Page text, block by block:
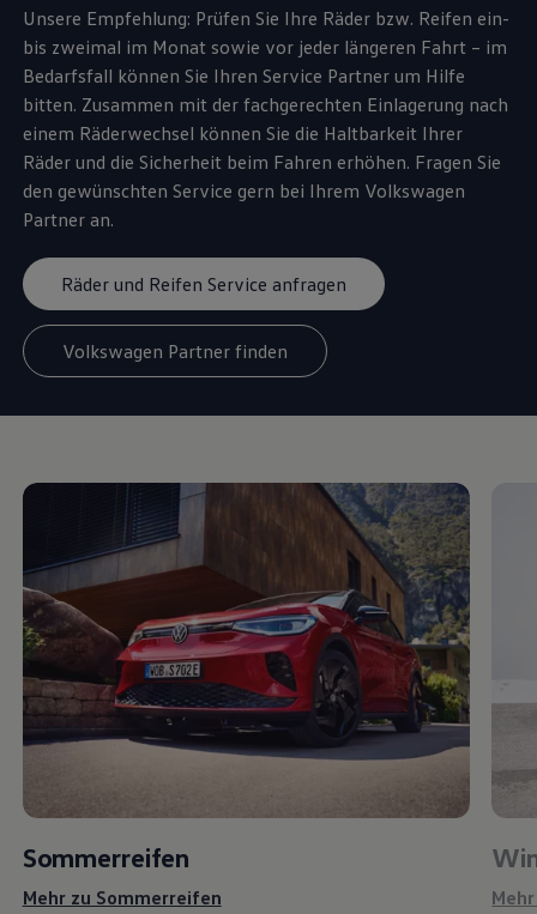
Unsere Empfehlung: Prüfen Sie Ihre Räder bzw. Reifen ein-
bis zweimal im Monat sowie vor jeder längeren Fahrt – im
Bedarfsfall können Sie Ihren Service Partner um Hilfe
bitten. Zusammen mit der fachgerechten Einlagerung nach
einem Räderwechsel können Sie die Haltbarkeit Ihrer
Räder und die Sicherheit beim Fahren erhöhen. Fragen Sie
den gewünschten Service gern bei Ihrem Volkswagen
Partner an.
Räder und Reifen Service anfragen
Volkswagen Partner finden
Sommerreifen
Mehr zu Sommerreifen